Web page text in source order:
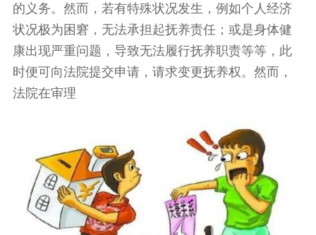
的义务。然而，若有特殊状况发生，例如个人经济
状况极为困窘，无法承担起抚养责任；或是身体健
康出现严重问题，导致无法履行抚养职责等等，此
时便可向法院提交申请，请求变更抚养权。然而，
法院在审理